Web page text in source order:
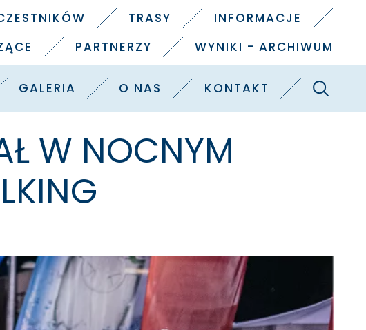
TRASY
INFORMACJE
PARTNERZY WYNIKI - ARCHIWUM
GALERIA O NAS KONTAKT Szukaj
W NOCNYM